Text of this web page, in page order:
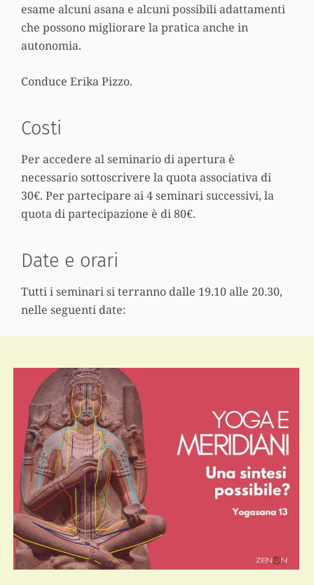
esame alcuni asana e alcuni possibili adattamenti
che possono migliorare la pratica anche in
autonomia.
Conduce Erika Pizzo.
Costi
Per accedere al seminario di apertura è
necessario sottoscrivere la quota associativa di
30€. Per partecipare ai 4 seminari successivi, la
quota di partecipazione è di 80€.
Date e orari
Tutti i seminari si terranno dalle 19.10 alle 20.30,
nelle seguenti date: